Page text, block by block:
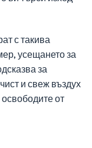
с такива
усещането за
за
и свеж въздух
от